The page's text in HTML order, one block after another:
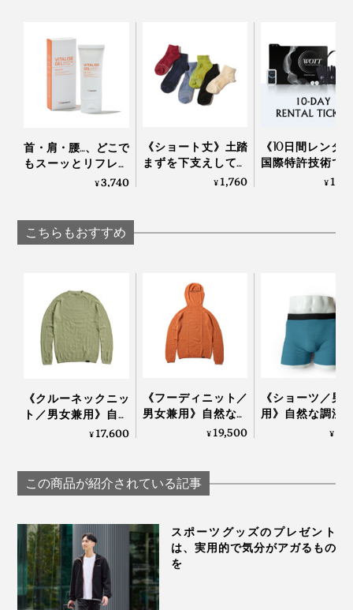
首・肩・腰…、どこで
もスーッとリフレッ
シュする「バイタラ
¥3,740
《ショート丈》土踏
まずを下支えして、
足底筋をサポートす
¥1,760
《10日間レンタ
国際特許技術で
内の水分にアプ
¥
こちらもおすすめ
《クルーネックニッ
ト／男女兼用》自然
な調湿・調温・防
WEAR シームレス ク
ルーネック」｜
¥17,600
《フーディニット／
男女兼用》自然な調
湿・調温・防臭、フ
シームレスフーデ
ィ」｜BRING
¥19,500
《ショーツ／男
用》自然な調湿
温・防臭、フリ
¥
この商品が紹介されている記事
スポーツグッズのプレゼント
は、実用的で気分がアガるもの
を